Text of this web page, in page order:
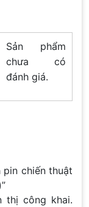
Sản phẩm
chưa có
đánh giá.
pin chiến thuật
thị công khai.